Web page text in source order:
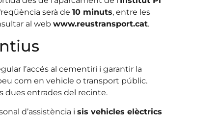
serà de 10 minuts, entre les
al web www.reustransport.cat.
l’accés al cementiri i garantir la
com en vehicle o transport públic.
dues entrades del recinte.
d’assistència i sis vehicles elèctrics